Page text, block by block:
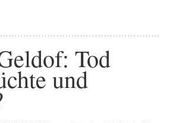
Tod
und